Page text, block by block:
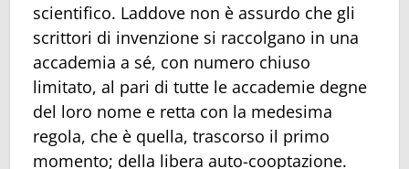
scientifico. Laddove non è assurdo che gli
scrittori di invenzione si raccolgano in una
accademia a sé, con numero chiuso
limitato, al pari di tutte le accademie degne
del loro nome e retta con la medesima
regola, che è quella, trascorso il primo
momento; della libera auto-cooptazione.